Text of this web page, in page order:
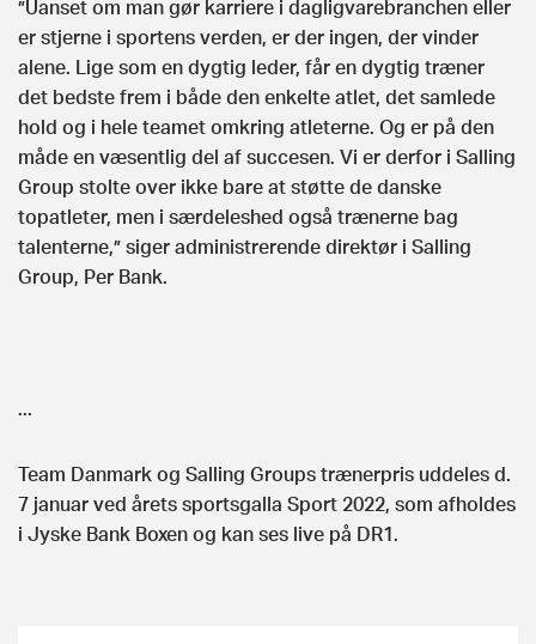
”Uanset om man gør karriere i dagligvarebranchen eller
er stjerne i sportens verden, er der ingen, der vinder
alene. Lige som en dygtig leder, får en dygtig træner
det bedste frem i både den enkelte atlet, det samlede
hold og i hele teamet omkring atleterne. Og er på den
måde en væsentlig del af succesen. Vi er derfor i Salling
Group stolte over ikke bare at støtte de danske
topatleter, men i særdeleshed også trænerne bag
talenterne,” siger administrerende direktør i Salling
Group, Per Bank.
...
Team Danmark og Salling Groups trænerpris uddeles d.
7 januar ved årets sportsgalla Sport 2022, som afholdes
i Jyske Bank Boxen og kan ses live på DR1.